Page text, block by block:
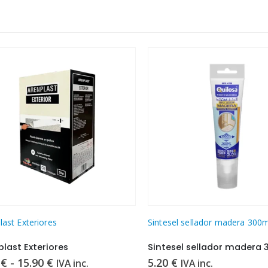
Exteriores
Exteriores
- 15.90€ Rango
IVA inc.
Sintesel sellador madera 300ml
Sintesel sellador madera
5.20€ IVA inc.